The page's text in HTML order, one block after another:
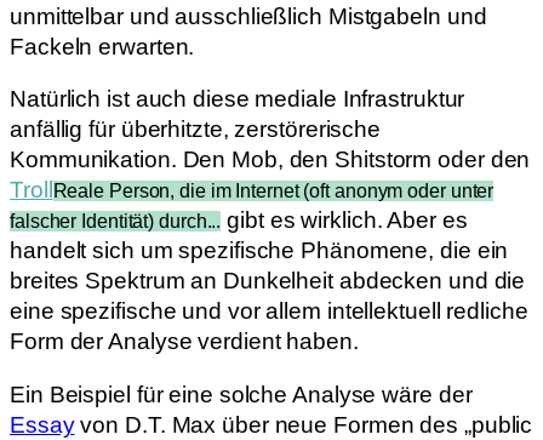
unmittelbar und ausschließlich Mistgabeln und
Fackeln erwarten.
Natürlich ist auch diese mediale Infrastruktur
anfällig für überhitzte, zerstörerische
Kommunikation. Den Mob, den Shitstorm oder den
Troll
Reale Person, die im Internet (oft anonym oder unter
falscher Identität) durch... gibt es wirklich. Aber es
handelt sich um spezifische Phänomene, die ein
breites Spektrum an Dunkelheit abdecken und die
eine spezifische und vor allem intellektuell redliche
Form der Analyse verdient haben.
Ein Beispiel für eine solche Analyse wäre der
Essayvon D.T. Max über neue Formen des „public